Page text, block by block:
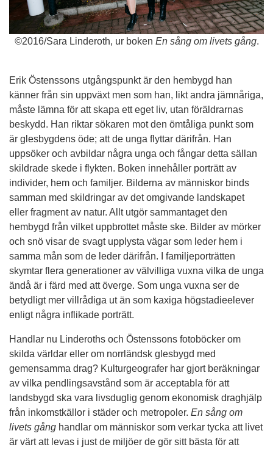
©2016/Sara Linderoth, ur boken En sång om livets gång.
Erik Östenssons utgångspunkt är den hembygd han
känner från sin uppväxt men som han, likt andra jämnåriga,
måste lämna för att skapa ett eget liv, utan föräldrarnas
beskydd. Han riktar sökaren mot den ömtåliga punkt som
är glesbygdens öde; att de unga flyttar därifrån. Han
uppsöker och avbildar några unga och fångar detta sällan
skildrade skede i flykten. Boken innehåller porträtt av
individer, hem och familjer. Bilderna av människor binds
samman med skildringar av det omgivande landskapet
eller fragment av natur. Allt utgör sammantaget den
hembygd från vilket uppbrottet måste ske. Bilder av mörker
och snö visar de svagt upplysta vägar som leder hem i
samma mån som de leder därifrån. I familjeporträtten
skymtar flera generationer av välvilliga vuxna vilka de unga
ändå är i färd med att överge. Som unga vuxna ser de
betydligt mer villrådiga ut än som kaxiga högstadieelever
enligt några inflikade porträtt.
Handlar nu Linderoths och Östenssons fotoböcker om
skilda världar eller om norrländsk glesbygd med
gemensamma drag? Kulturgeografer har gjort beräkningar
av vilka pendlingsavstånd som är acceptabla för att
landsbygd ska vara livsduglig genom ekonomisk draghjälp
från inkomstkällor i städer och metropoler. En sång om
livets gång handlar om människor som verkar tycka att livet
är värt att levas i just de miljöer de gör sitt bästa för att